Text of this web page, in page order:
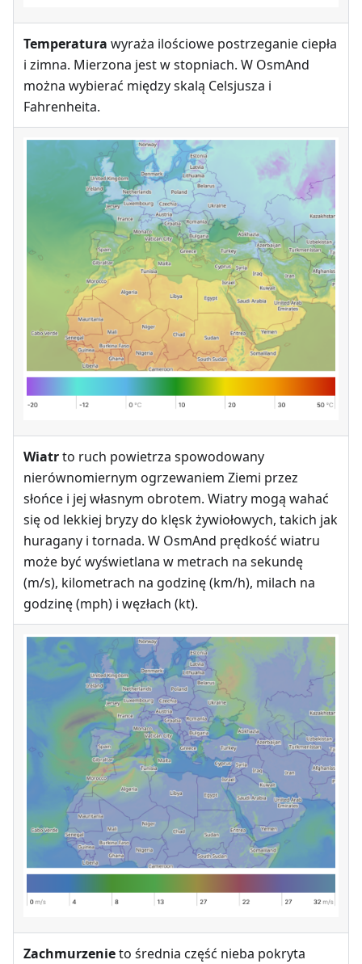
Temperatura wyraża ilościowe postrzeganie ciepła
i zimna. Mierzona jest w stopniach. W OsmAnd
można wybierać między skalą Celsjusza i
Fahrenheita.
Wiatrto ruch powietrza spowodowany
nierównomiernym ogrzewaniem Ziemi przez
słońce i jej własnym obrotem. Wiatry mogą wahać
się od lekkiej bryzy do klęsk żywiołowych, takich jak
huragany i tornada. W OsmAnd prędkość wiatru
może być wyświetlana w metrach na sekundę
(m/s), kilometrach na godzinę (km/h), milach na
godzinę (mph) i węzłach (kt).
Zachmurzenieto średnia część nieba pokryta